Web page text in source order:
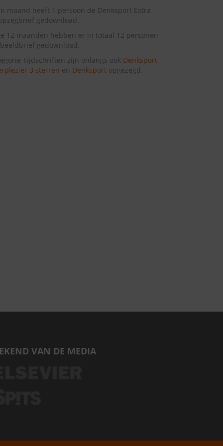
maand heeft 1 persoon de Denksport Extra
gedownload.
12 maanden hebben er in totaal 12 personen
gedownload.
Tijdschriften zijn onlangs ook Denksport
3 sterren en Denksportopgezegd.
VAN DE MEDIA